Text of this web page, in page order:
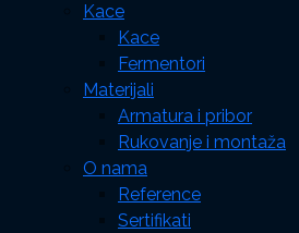
Kace
Kace
Fermentori
Materijali
Armatura i pribor
Rukovanje i montaža
O nama
Reference
Sertifikati